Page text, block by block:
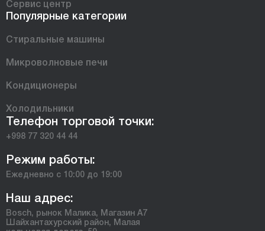
Сервис центр
Популярные категории
Стиральные машины
Микроволновые печи
Кондиционеры
Холодильники
Телефон торговой точки:
+998 77 320 44 44
Режим работы:
Ежедневно с 10:00 до 19:00
Наш адрес:
Bosch, рынок Малика, Магазин А7
Шайхантахурский район, Малая